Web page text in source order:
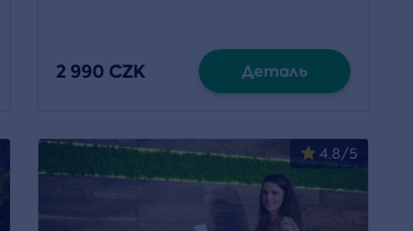
2 990 CZK Деталь
4.8/5